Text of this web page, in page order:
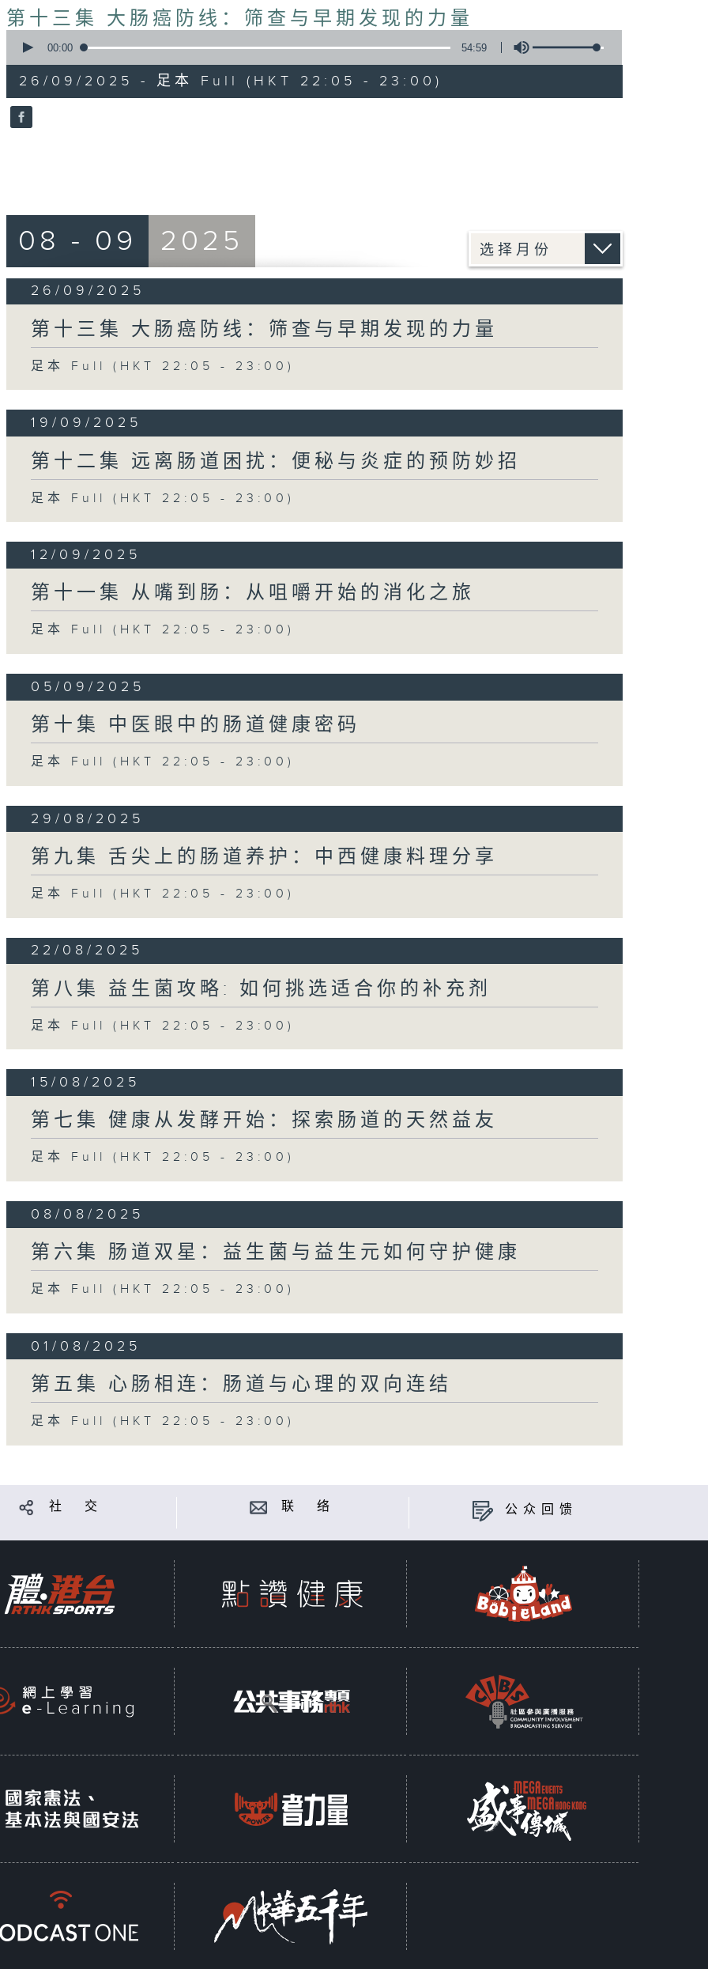
第十三集 大肠癌防线：筛查与早期发现的力量
seconds
54
minutes,
59
seconds
90%
00:00 54:59
26/09/2025 - 足本 Full (HKT 22:05 - 23:00)
08 - 09 2025
26/09/2025
第十三集 大肠癌防线：筛查与早期发现的力量
足本 Full (HKT 22:05 - 23:00)
19/09/2025
第十二集 远离肠道困扰：便秘与炎症的预防妙招
足本 Full (HKT 22:05 - 23:00)
12/09/2025
第十一集 从嘴到肠：从咀嚼开始的消化之旅
足本 Full (HKT 22:05 - 23:00)
05/09/2025
第十集 中医眼中的肠道健康密码
足本 Full (HKT 22:05 - 23:00)
29/08/2025
第九集 舌尖上的肠道养护：中西健康料理分享
足本 Full (HKT 22:05 - 23:00)
22/08/2025
第八集 益生菌攻略: 如何挑选适合你的补充剂
足本 Full (HKT 22:05 - 23:00)
15/08/2025
第七集 健康从发酵开始：探索肠道的天然益友
足本 Full (HKT 22:05 - 23:00)
08/08/2025
第六集 肠道双星：益生菌与益生元如何守护健康
足本 Full (HKT 22:05 - 23:00)
01/08/2025
第五集 心肠相连：肠道与心理的双向连结
足本 Full (HKT 22:05 - 23:00)
社 交 联 络 公众回馈